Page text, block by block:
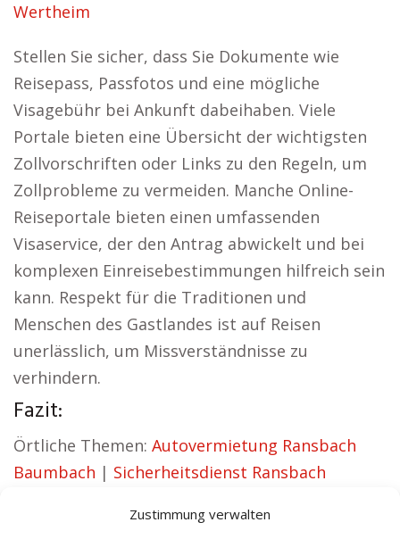
Zustimmung verwalten
Wertheim
Stellen Sie sicher, dass Sie Dokumente wie
Reisepass, Passfotos und eine mögliche
Visagebühr bei Ankunft dabeihaben. Viele
Portale bieten eine Übersicht der wichtigsten
Zollvorschriften oder Links zu den Regeln, um
Zollprobleme zu vermeiden. Manche Online-
Reiseportale bieten einen umfassenden
Visaservice, der den Antrag abwickelt und bei
komplexen Einreisebestimmungen hilfreich sein
kann. Respekt für die Traditionen und
Menschen des Gastlandes ist auf Reisen
unerlässlich, um Missverständnisse zu
verhindern.
Fazit:
Örtliche Themen: Autovermietung Ransbach
Baumbach | Sicherheitsdienst Ransbach
Hundeschule Ransbach Baumbach